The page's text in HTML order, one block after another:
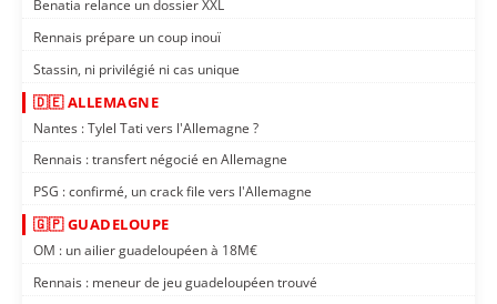
Benatia relance un dossier XXL
Rennais prépare un coup inouï
Stassin, ni privilégié ni cas unique
🇩🇪 ALLEMAGNE
Nantes : Tylel Tati vers l'Allemagne ?
Rennais : transfert négocié en Allemagne
PSG : confirmé, un crack file vers l'Allemagne
🇬🇵 GUADELOUPE
OM : un ailier guadeloupéen à 18M€
Rennais : meneur de jeu guadeloupéen trouvé